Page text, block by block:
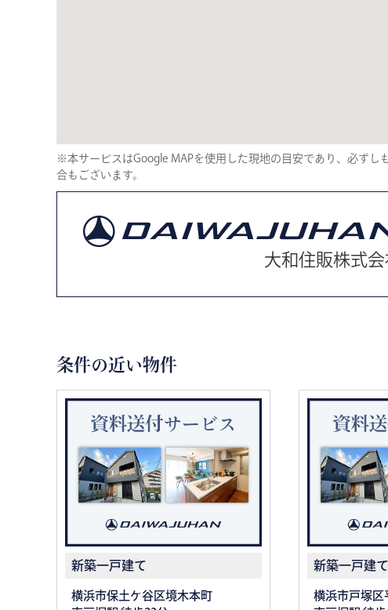
※本サービスはGoogle MAPを使用した現地の目安であり、必ずし
合もございます。
大和住販株式会
条件の近い物件
新築一戸建て
横浜市保土ケ谷区境木本町
新築一戸建て
横浜市戸塚区